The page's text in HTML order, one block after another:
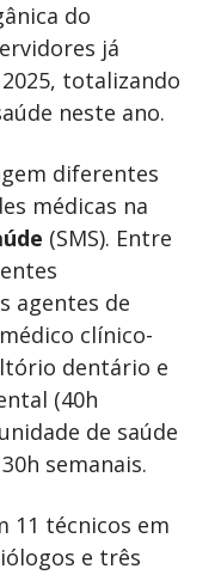
do
já
totalizando
neste ano.
diferentes
médicas na
(SMS). Entre
agentes de
clínico-
dentário e
(40h
de saúde
semanais.
11 técnicos em
e três